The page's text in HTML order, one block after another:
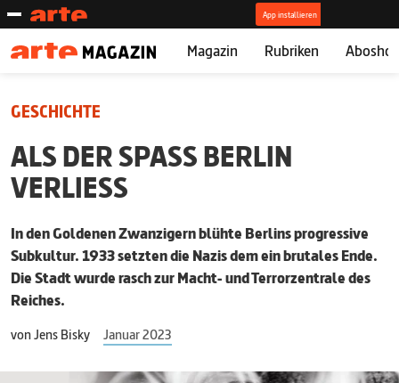
Magazin Rubriken
GESCHICHTE
ALS DER SPASS BERLIN V
ERLIESS
In den Goldenen Zwanzigern blühte Berlins progressive
Subkultur. 1933 setzten die Nazis dem ein brutales Ende.
Die Stadt wurde rasch zur Macht- und Terrorzentrale des
Reiches.
vonJens Bisky Januar 2023